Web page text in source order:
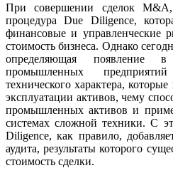
При совершении сделок
процедура Due Diligence,
финансовые и управленческие
стоимость бизнеса. Однако
определяющая появление в
промышленных
технического характера,
эксплуатации активов, чему
промышленных активов и
системах сложной техники. С
Diligence, как правило,
аудита, результаты которого
стоимость сделки.